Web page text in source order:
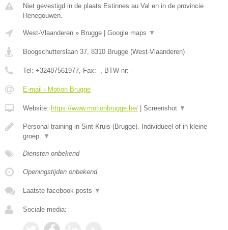
Niet gevestigd in de plaats Estinnes au Val en in de provincie
Henegouwen.
West-Vlaanderen » Brugge Google maps ▼
Boogschutterslaan 37 8310 Brugge (West-Vlaanderen)
Tel: +32487561977 , Fax: - , BTW-nr: -
E-mail › Motion Brugge
Website: https://www.motionbrugge.be/ Screenshot ▼
Personal training in Sint-Kruis (Brugge). Individueel of in kleine
groep.
▼
Diensten onbekend
Openingstijden onbekend
Laatste facebook posts ▼
Sociale media: